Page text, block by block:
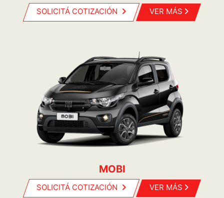
SOLICITÁ COTIZACIÓN VER MÁS
MOBI
SOLICITÁ COTIZACIÓN VER MÁS